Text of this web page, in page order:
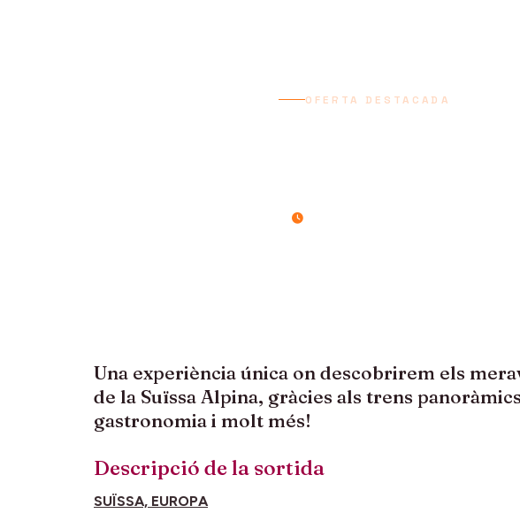
OFERTA DESTACADA
Una experiència única on descobrirem els
de la Suïssa Alpina, gràcies als trens
gastronomia i molt més!
Descripció de la sortida
SUÏSSA, EUROPA